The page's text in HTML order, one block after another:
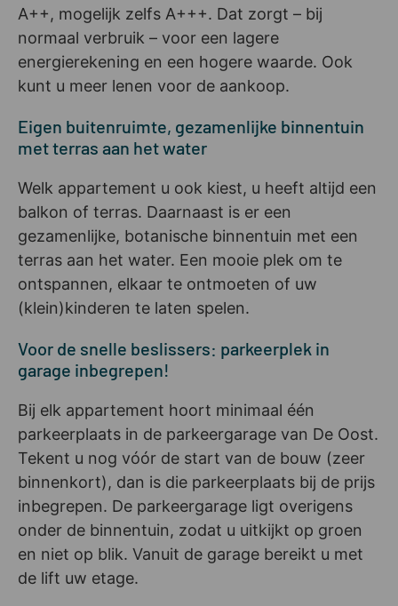
A++, mogelijk zelfs A+++. Dat zorgt – bij
normaal verbruik – voor een lagere
energierekening en een hogere waarde. Ook
kunt u meer lenen voor de aankoop.
Eigen buitenruimte, gezamenlijke binnentuin
met terras aan het water
Welk appartement u ook kiest, u heeft altijd een
balkon of terras. Daarnaast is er een
gezamenlijke, botanische binnentuin met een
terras aan het water. Een mooie plek om te
ontspannen, elkaar te ontmoeten of uw
(klein)kinderen te laten spelen.
Voor de snelle beslissers: parkeerplek in
garage inbegrepen!
Bij elk appartement hoort minimaal één
parkeerplaats in de parkeergarage van De Oost.
Tekent u nog vóór de start van de bouw (zeer
binnenkort), dan is die parkeerplaats bij de prijs
inbegrepen. De parkeergarage ligt overigens
onder de binnentuin, zodat u uitkijkt op groen
en niet op blik. Vanuit de garage bereikt u met
de lift uw etage.